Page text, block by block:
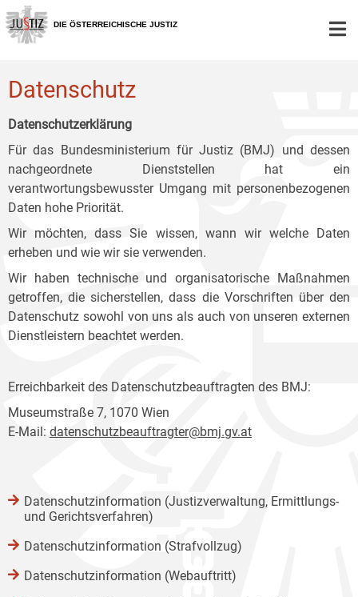
Zur
Hauptnavigation
[1]
Zum
Inhalt
[2]
Zum
Untermenü
[3]
DIE ÖSTERREICHISCHE JUSTIZ
Datenschutz
Datenschutzerklärung
Für das Bundesministerium für Justiz (BMJ) und dessen
nachgeordnete Dienststellen hat ein
verantwortungsbewusster Umgang mit personenbezogenen
Daten hohe Priorität.
Wir möchten, dass Sie wissen, wann wir welche Daten
erheben und wie wir sie verwenden.
Wir haben technische und organisatorische Maßnahmen
getroffen, die sicherstellen, dass die Vorschriften über den
Datenschutz sowohl von uns als auch von unseren externen
Dienstleistern beachtet werden.
Erreichbarkeit des Datenschutzbeauftragten des BMJ:
Museumstraße 7, 1070 Wien
E-Mail: datenschutzbeauftragter@bmj.gv.at
Datenschutzinformation (Justizverwaltung, Ermittlungs-
und Gerichtsverfahren)
Datenschutzinformation (Strafvollzug)
Datenschutzinformation (Webauftritt)